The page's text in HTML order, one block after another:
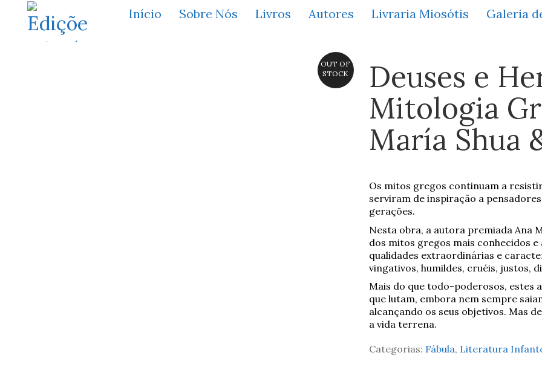
Início Sobre Nós Livros Autores Livraria Miosótis Galeria
OUT OF
STOCK
Deuses e
Mitologia
María Shua
Os mitos gregos continuam a
serviram de inspiração a
gerações.
Nesta obra, a autora premiada Ana
dos mitos gregos mais conhecidos
qualidades extraordinárias e
vingativos, humildes, cruéis, justos,
Mais do que todo-poderosos, estes
que lutam, embora nem sempre
alcançando os seus objetivos. Mas
a vida terrena.
Categorias: Fábula, Literatura